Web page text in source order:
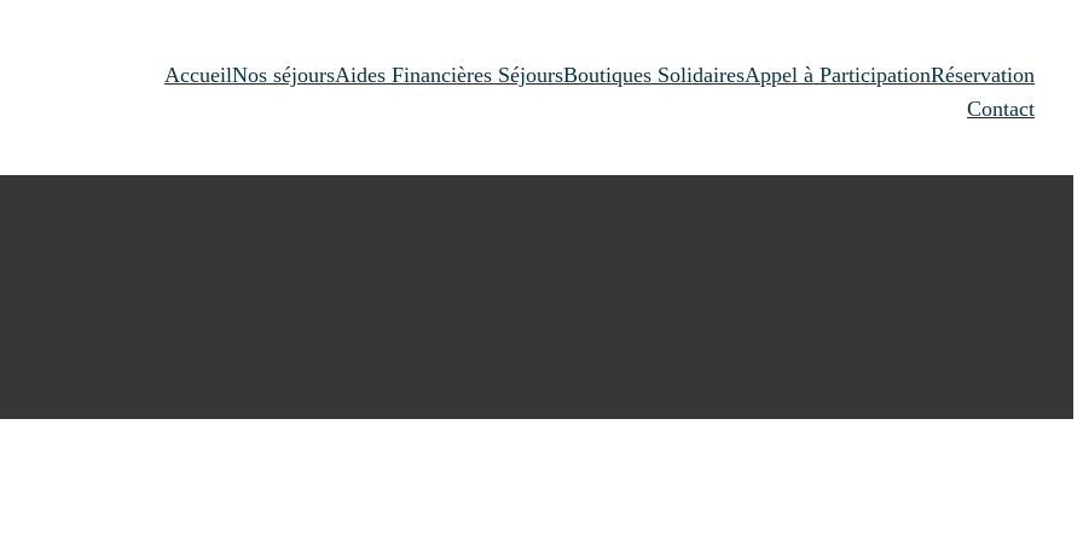
AccueilNos séjoursAides Financières SéjoursBoutiques SolidairesAppel à ParticipationRéservation
Contact